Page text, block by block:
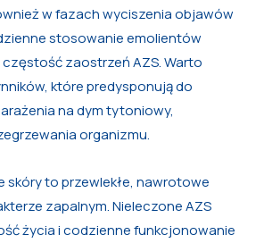
w fazach wyciszenia objawów
stosowanie emolientów
zaostrzeń AZS. Warto
które predysponują do
na dym tytoniowy,
organizmu.
skóry to przewlekłe, nawrotowe
zapalnym. Nieleczone AZS
życia i codzienne funkcjonowanie